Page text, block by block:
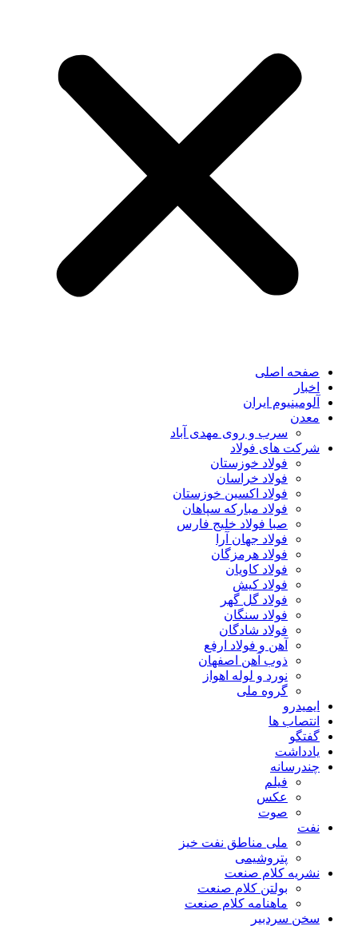
صفحه اصلی
اخبار
آلومینیوم ایران
معدن
سرب و روی مهدی آباد
شرکت های فولاد
فولاد خوزستان
فولاد خراسان
فولاد اکسین خوزستان
فولاد مبارکه سپاهان
صبا فولاد خلیج فارس
فولاد جهان آرا
فولاد هرمزگان
فولاد کاویان
فولاد کیش
فولاد گل گهر
فولاد سنگان
فولاد شادگان
آهن و فولاد ارفع
ذوب آهن اصفهان
نورد و لوله اهواز
گروه ملی
ایمیدرو
انتصاب ها
گفتگو
یادداشت
چندرسانه
فیلم
عکس
صوت
نفت
ملی مناطق نفت خیز
پتروشیمی
نشریه کلام صنعت
بولتن کلام صنعت
ماهنامه کلام صنعت
سخن سردبیر